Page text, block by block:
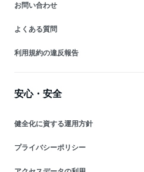
お問い合わせ
よくある質問
利用規約の違反報告
安心・安全
健全化に資する運用方針
プライバシーポリシー